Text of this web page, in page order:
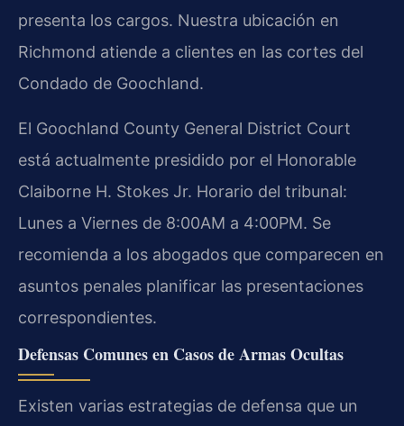
presenta los cargos. Nuestra ubicación en
Richmond atiende a clientes en las cortes del
Condado de Goochland.
El Goochland County General District Court
está actualmente presidido por el Honorable
Claiborne H. Stokes Jr. Horario del tribunal:
Lunes a Viernes de 8:00AM a 4:00PM. Se
recomienda a los abogados que comparecen en
asuntos penales planificar las presentaciones
correspondientes.
Defensas Comunes en Casos de Armas Ocultas
Existen varias estrategias de defensa que un